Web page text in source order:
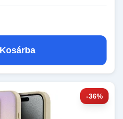
Kosárba
-36%